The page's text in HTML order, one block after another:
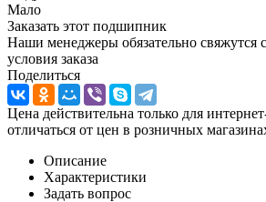
Мало
Заказать этот подшипник
Наши менеджеры обязательно свяжутся
условия заказа
Поделиться
Цена действительна только для
отличаться от цен в розничных
Описание
Характеристики
Задать вопрос